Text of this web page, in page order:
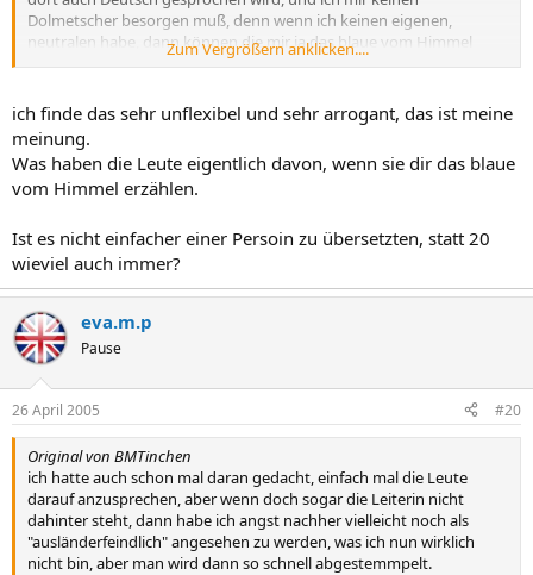
Dolmetscher besorgen muß, denn wenn ich keinen eigenen,
neutralen habe, dann können die mir ja das blaue vom Himmel
Zum Vergrößern anklicken....
ich finde das sehr unflexibel und sehr arrogant, das ist meine
meinung.
Was haben die Leute eigentlich davon, wenn sie dir das blaue
vom Himmel erzählen.
Ist es nicht einfacher einer Persoin zu übersetzten, statt 20
wieviel auch immer?
eva.m.p
Pause
26 April 2005 #20
Original von BMTinchen
ich hatte auch schon mal daran gedacht, einfach mal die Leute
darauf anzusprechen, aber wenn doch sogar die Leiterin nicht
dahinter steht, dann habe ich angst nachher vielleicht noch als
"ausländerfeindlich" angesehen zu werden, was ich nun wirklich
nicht bin, aber man wird dann so schnell abgestemmpelt.